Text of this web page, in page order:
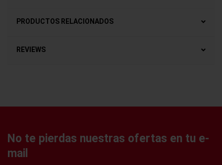
PRODUCTOS RELACIONADOS
REVIEWS
No te pierdas nuestras ofertas en tu e-
mail